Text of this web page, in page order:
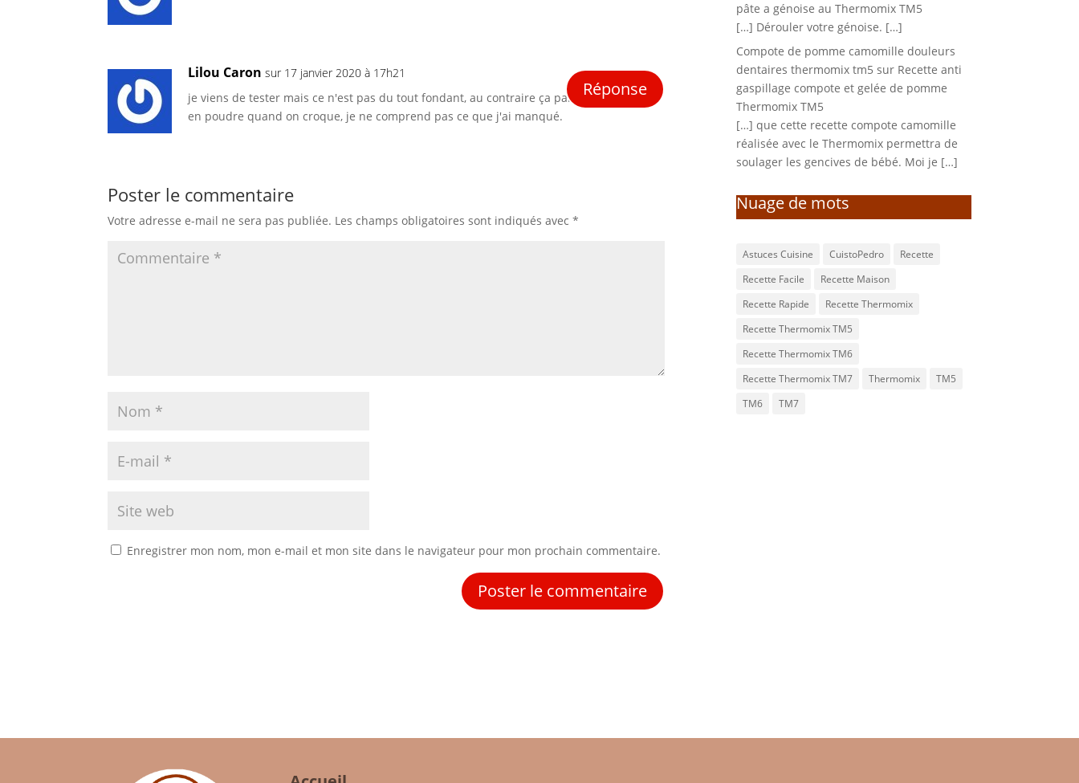
Lilou Caron sur 17 janvier 2020 à 17h21
je viens de tester mais ce n'est pas du tout fondant, au contraire ça par
en poudre quand on croque, je ne comprend pas ce que j'ai manqué.
Réponse
Poster le commentaire
Votre adresse e-mail ne sera pas publiée. Les champs obligatoires sont indiqués avec*
Enregistrer mon nom, mon e-mail et mon site dans le navigateur pour mon prochain commentaire.
pâte a génoise au Thermomix TM5
[…] Dérouler votre génoise. […]
Compote de pomme camomille douleurs
dentaires thermomix tm5 sur Recette anti
gaspillage compote et gelée de pomme
Thermomix TM5
[…] que cette recette compote camomille
réalisée avec le Thermomix permettra de
soulager les gencives de bébé. Moi je […]
Nuage de mots
Astuces Cuisine CuistoPedro
Recette
Recette Facile
Recette Maison
Recette Rapide
Recette Thermomix
Recette Thermomix TM5
Recette Thermomix TM6
Recette Thermomix TM7
Thermomix
TM5
TM6
TM7